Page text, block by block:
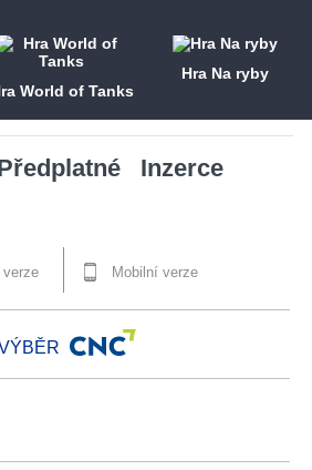
World of Tanks
Hra Na ryby
Inzerce
verze Mobilní verze